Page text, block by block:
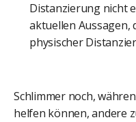
Distanzierung nicht
aktuellen Aussagen,
physischer
Schlimmer noch,
helfen können, andere